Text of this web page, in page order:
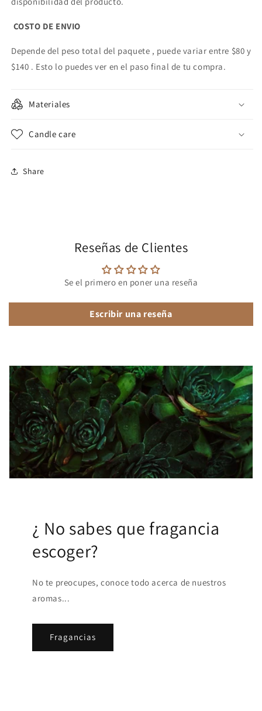
COSTO DE ENVIO
Depende del peso total del paquete , puede variar entre $80 y
$140 . Esto lo puedes ver en el paso final de tu compra.
Materiales
Candle care
Share
Reseñas de Clientes
Se el primero en poner una reseña
Escribir una reseña
¿ No sabes que fragancia
escoger?
No te preocupes, conoce todo acerca de nuestros
aromas...
Fragancias